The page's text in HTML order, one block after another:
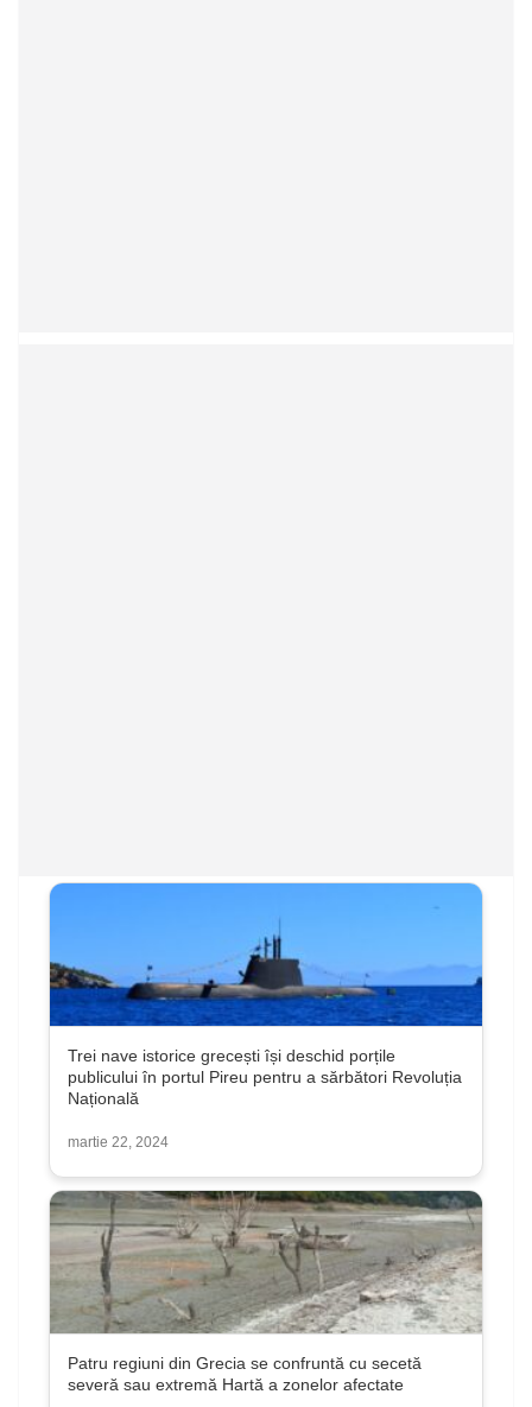
Trei nave istorice grecești își deschid porțile
publicului în portul Pireu pentru a sărbători Revoluția
Națională
martie 22, 2024
Patru regiuni din Grecia se confruntă cu secetă
severă sau extremă Hartă a zonelor afectate